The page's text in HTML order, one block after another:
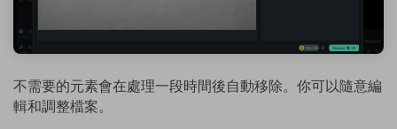
不需要的元素會在處理一段時間後自動移除。你可以隨意編
輯和調整檔案。